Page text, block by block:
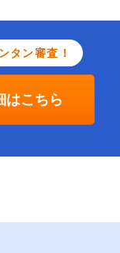
タン審査！
はこちら